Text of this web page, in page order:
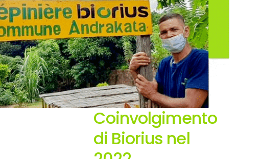
Coinvolgimento
di Biorius nel